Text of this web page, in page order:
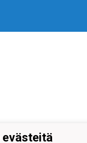
evästeitä